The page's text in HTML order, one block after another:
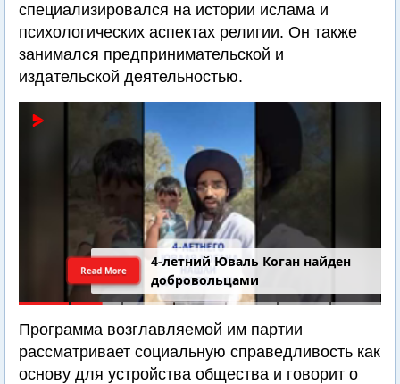
специализировался на истории ислама и
психологических аспектах религии. Он также
занимался предпринимательской и
издательской деятельностью.
4-летний Юваль Коган найден
добровольцами
Read More
Программа возглавляемой им партии
рассматривает социальную справедливость как
основу для устройства общества и говорит о